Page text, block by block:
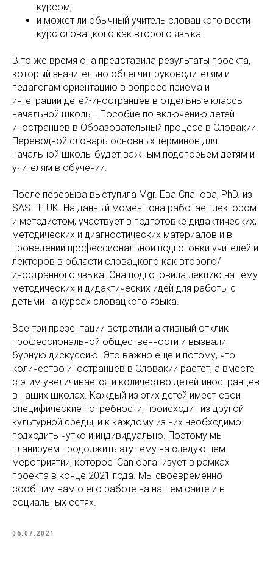
курсом,
и может ли обычный учитель словацкого вести
курс словацкого как второго языка.
В то же время она представила результаты проекта,
который значительно облегчит руководителям и
педагогам ориентацию в вопросе приема и
интеграции детей-иностранцев в отдельные классы
начальной школы - Пособие по включению детей-
иностранцев в Образовательный процесс в Словакии.
Переводной словарь основных терминов для
начальной школы будет важным подспорьем детям и
учителям в обучении.
После перерыва выступила Mgr. Ева Спанова, PhD. из
SAS FF UK. На данный момент она работает лектором
и методистом, участвует в подготовке дидактических,
методических и диагностических материалов и в
проведении профессиональной подготовки учителей и
лекторов в области словацкого как второго/
иностранного языка. Она подготовила лекцию на тему
методических и дидактических идей для работы с
детьми на курсах словацкого языка.
Все три презентации встретили активный отклик
профессиональной общественности и вызвали
бурную дискуссию. Это важно еще и потому, что
количество иностранцев в Словакии растет, а вместе
с этим увеличивается и количество детей-иностранцев
в наших школах. Каждый из этих детей имеет свои
специфические потребности, происходит из другой
культурной среды, и к каждому из них необходимо
подходить чутко и индивидуально. Поэтому мы
планируем продолжить эту тему на следующем
мероприятии, которое iCan организует в рамках
проекта в конце 2021 года. Мы своевременно
сообщим вам о его работе на нашем сайте и в
социальных сетях.
06.07.2021